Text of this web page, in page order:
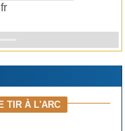
TIR À L'ARC